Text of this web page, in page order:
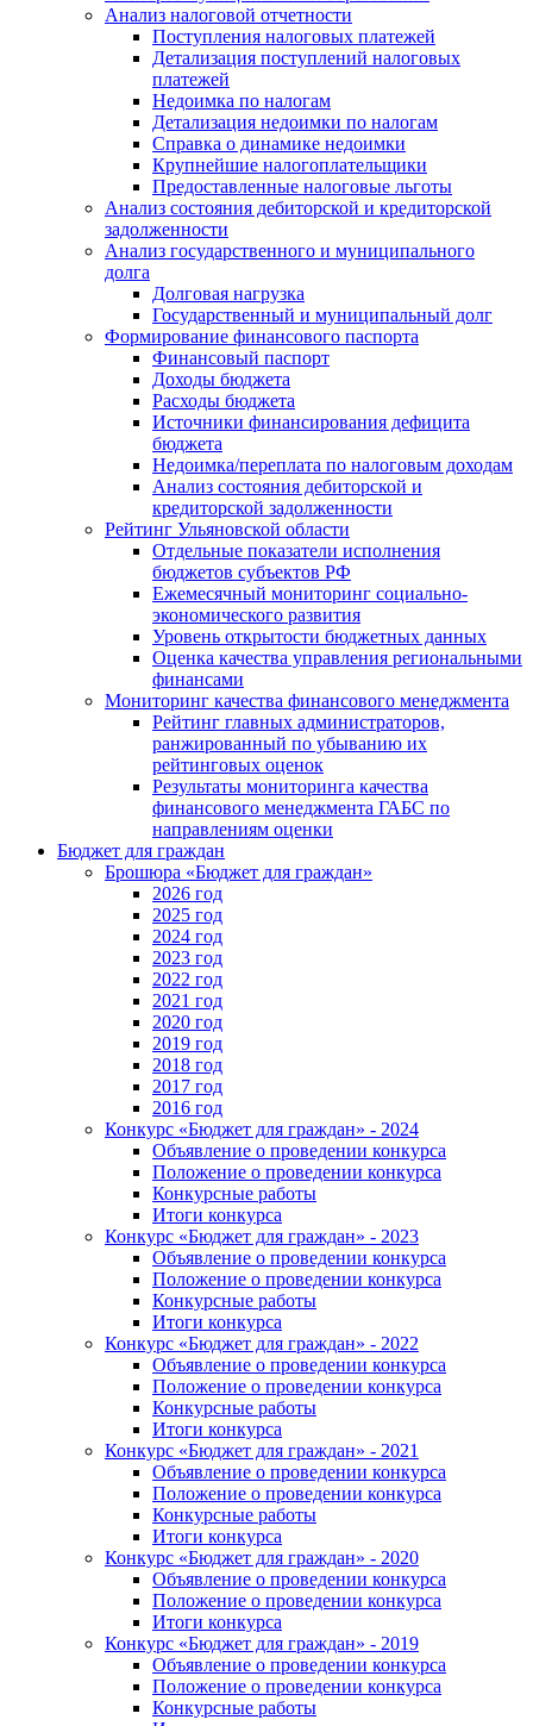
Анализ налоговой отчетности
Поступления налоговых платежей
Детализация поступлений налоговых
платежей
Недоимка по налогам
Детализация недоимки по налогам
Справка о динамике недоимки
Крупнейшие налогоплательщики
Предоставленные налоговые льготы
Анализ состояния дебиторской и кредиторской
задолженности
Анализ государственного и муниципального
долга
Долговая нагрузка
Государственный и муниципальный долг
Формирование финансового паспорта
Финансовый паспорт
Доходы бюджета
Расходы бюджета
Источники финансирования дефицита
бюджета
Недоимка/переплата по налоговым доходам
Анализ состояния дебиторской и
кредиторской задолженности
Рейтинг Ульяновской области
Отдельные показатели исполнения
бюджетов субъектов РФ
Ежемесячный мониторинг социально-
экономического развития
Уровень открытости бюджетных данных
Оценка качества управления региональными
финансами
Мониторинг качества финансового менеджмента
Рейтинг главных администраторов,
ранжированный по убыванию их
рейтинговых оценок
Результаты мониторинга качества
финансового менеджмента ГАБС по
направлениям оценки
Бюджет для граждан
Брошюра «Бюджет для граждан»
2026 год
2025 год
2024 год
2023 год
2022 год
2021 год
2020 год
2019 год
2018 год
2017 год
2016 год
Конкурс «Бюджет для граждан» - 2024
Объявление о проведении конкурса
Положение о проведении конкурса
Конкурсные работы
Итоги конкурса
Конкурс «Бюджет для граждан» - 2023
Объявление о проведении конкурса
Положение о проведении конкурса
Конкурсные работы
Итоги конкурса
Конкурс «Бюджет для граждан» - 2022
Объявление о проведении конкурса
Положение о проведении конкурса
Конкурсные работы
Итоги конкурса
Конкурс «Бюджет для граждан» - 2021
Объявление о проведении конкурса
Положение о проведении конкурса
Конкурсные работы
Итоги конкурса
Конкурс «Бюджет для граждан» - 2020
Объявление о проведении конкурса
Положение о проведении конкурса
Итоги конкурса
Конкурс «Бюджет для граждан» - 2019
Объявление о проведении конкурса
Положение о проведении конкурса
Конкурсные работы